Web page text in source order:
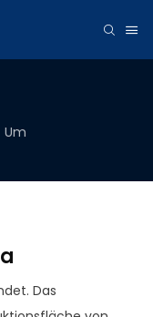
Um
Das